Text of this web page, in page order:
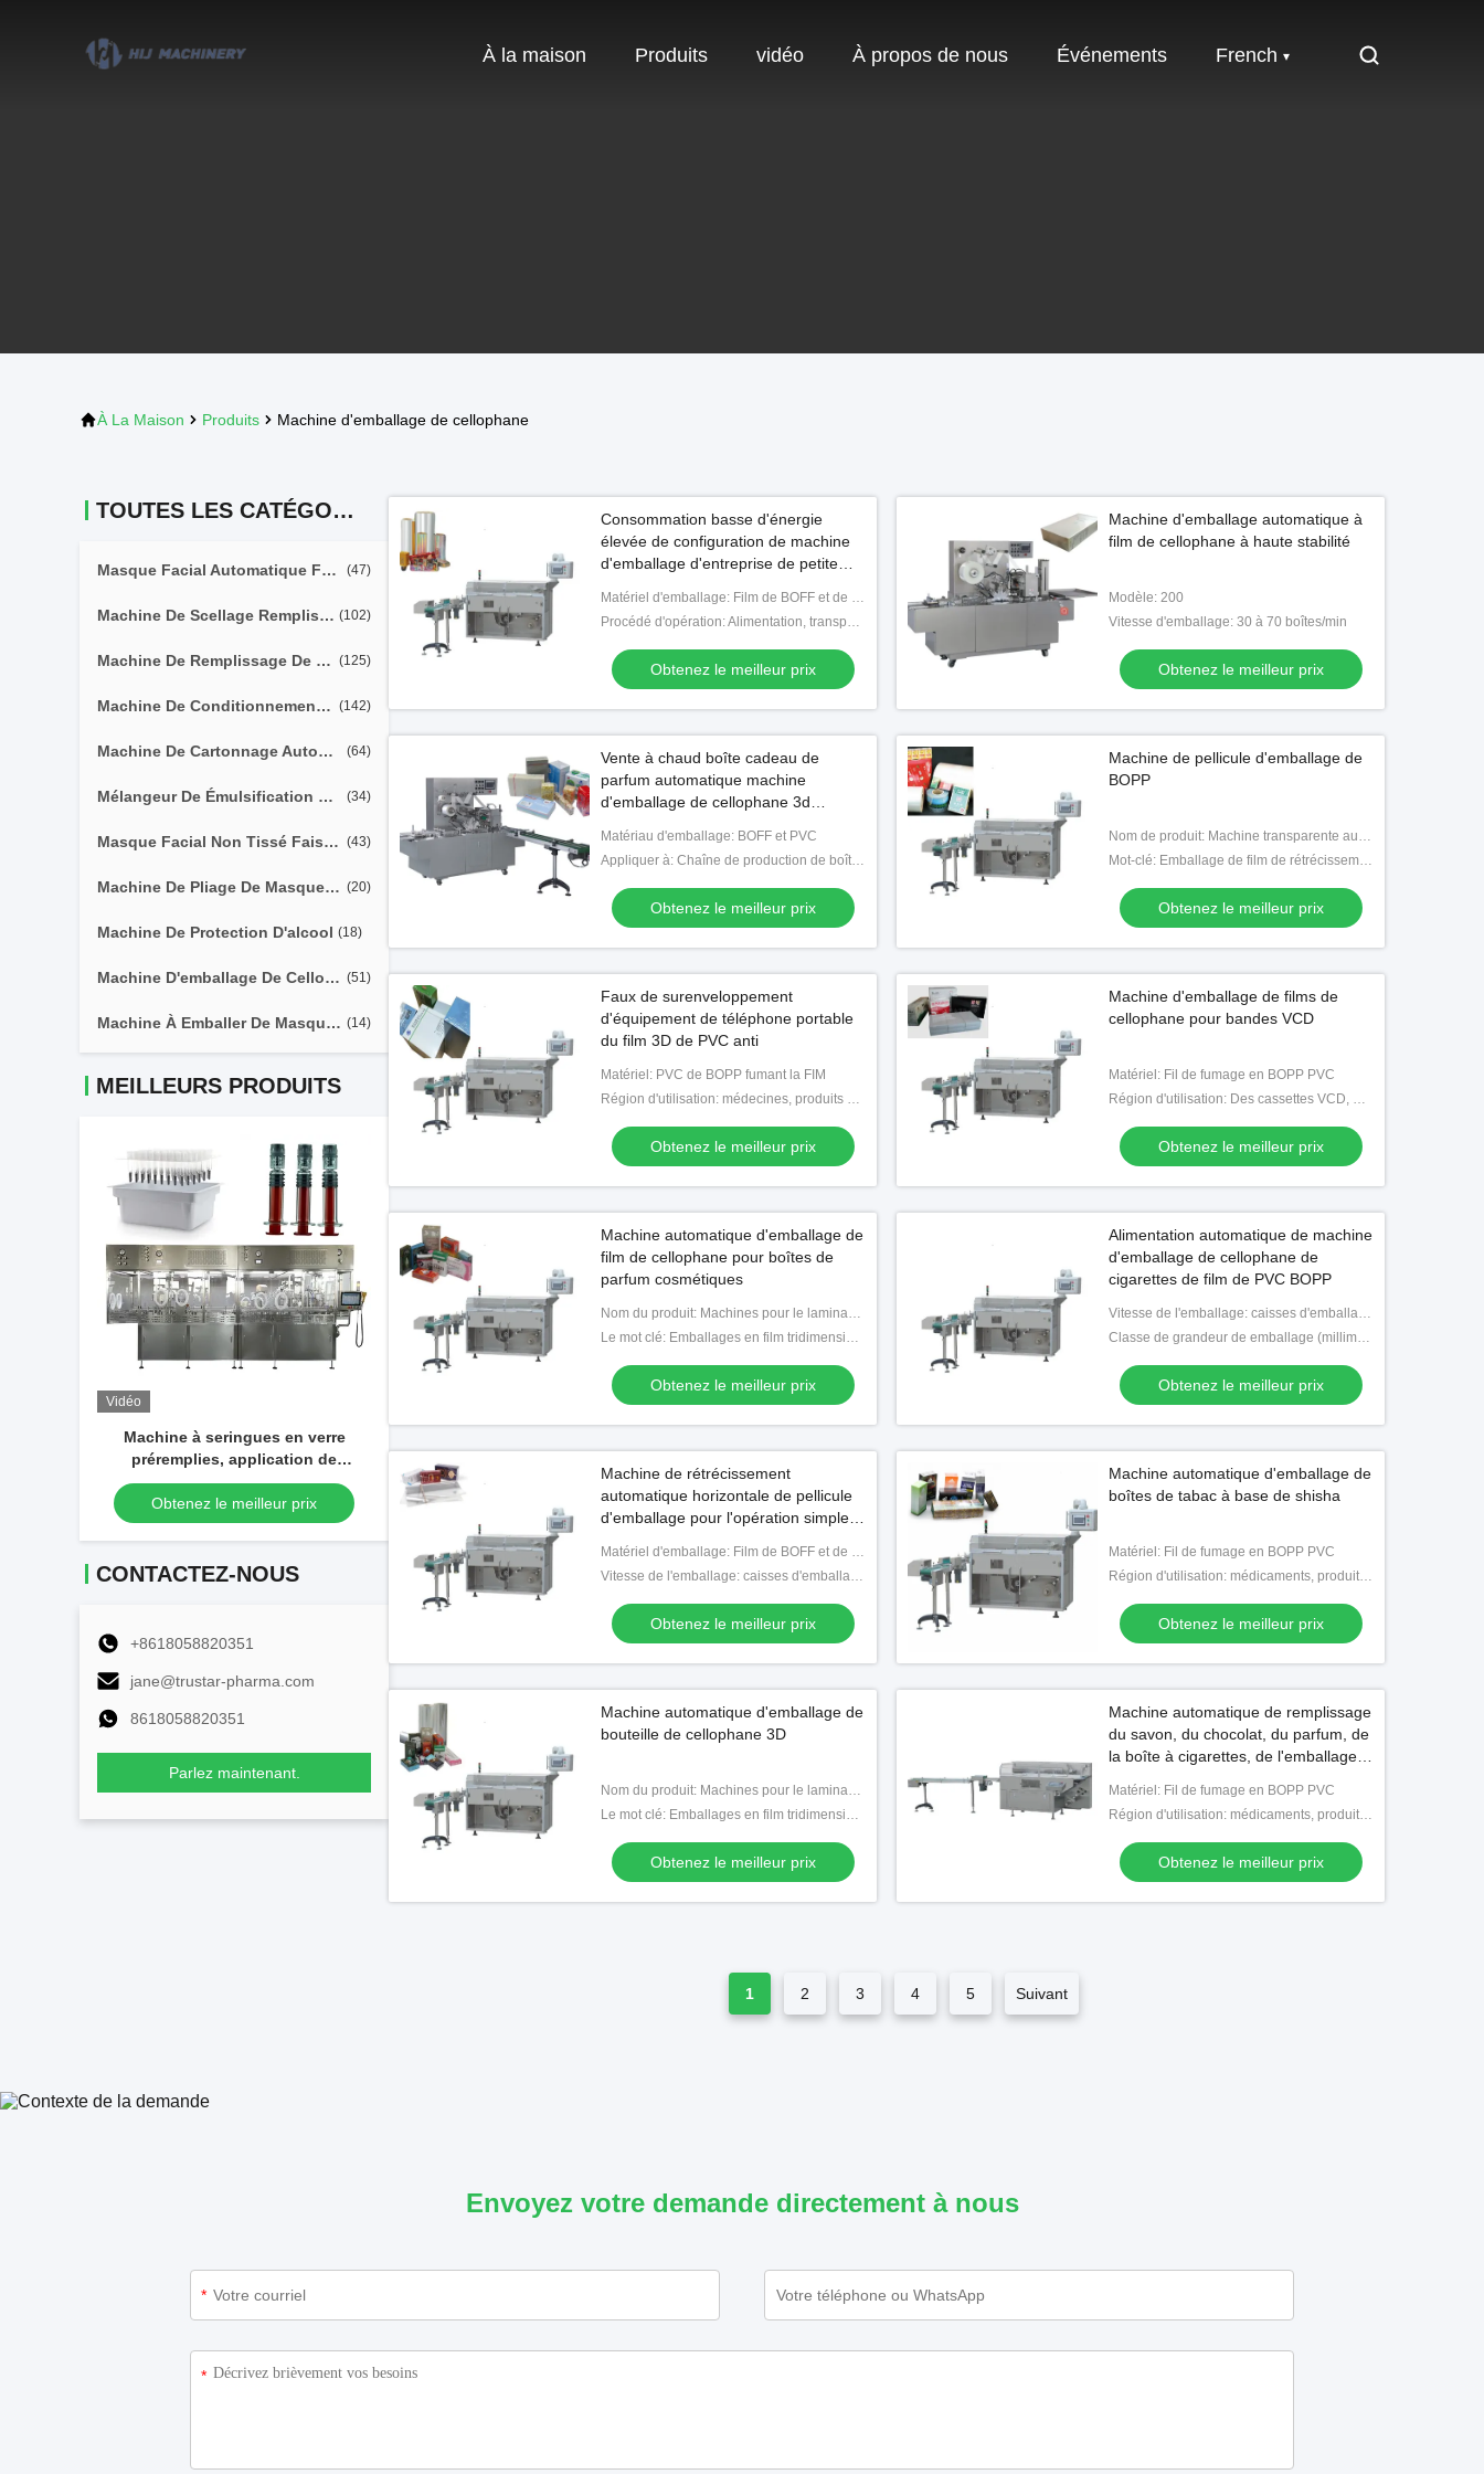
À la maison Produits vidéo À propos de nous Événements French
À La Maison Produits Machine d'emballage de cellophane
TOUTES LES CATÉGORIES
Masque Facial Automatique Faisant La Machine (47)
Machine De Scellage Remplissante De Tube Mou (102)
Machine De Remplissage De Seringues Préremplies (125)
Machine De Conditionnement Humide De Chiffons (142)
Machine De Cartonnage Automatique (64)
Mélangeur De Émulsification De Vide (34)
Masque Facial Non Tissé Faisant La Machine (43)
Machine De Pliage De Masque De Feuille (20)
Machine De Protection D'alcool (18)
Machine D'emballage De Cellophane (51)
Machine À Emballer De Masque D'hydrogel (14)
MEILLEURS PRODUITS
Vidéo
Machine à seringues en verre
préremplies, application de
remplissage et de bouchage sous
vide
Obtenez le meilleur prix
remplissage de seringues en verre à
gel pour seringues d'acide
Obtenez le meilleur prix
bureau avec système de vide et
protection contre le flux laminaire
Obtenez le meilleur prix
remplissage et d' enveloppe de la
seringue de gel d' appât de cafard
Obtenez le meilleur prix
CONTACTEZ-NOUS
+8618058820351
jane@trustar-pharma.com
8618058820351
Parlez maintenant.
Consommation basse d'énergie
élevée de configuration de machine
d'emballage d'entreprise de petite
Matériel d'emballage: Film de BOFF et de PVC
Procédé d'opération: Alimentation, transportant, Starcking, enduisant, formant, scellage, comptant
Obtenez le meilleur prix
Machine d'emballage automatique à
film de cellophane à haute stabilité
Modèle: 200
Vitesse d'emballage: 30 à 70 boîtes/min
Obtenez le meilleur prix
Vente à chaud boîte cadeau de
parfum automatique machine
d'emballage de cellophane 3d
cellophane
Matériau d'emballage: BOFF et PVC
Appliquer à: Chaîne de production de boîtes de produits
Obtenez le meilleur prix
Machine de pellicule d'emballage de
BOPP
Nom de produit: Machine transparente automatique de pellicule rigide
Mot-clé: Emballage de film de rétrécissement
Obtenez le meilleur prix
Faux de surenveloppement
d'équipement de téléphone portable
du film 3D de PVC anti
Matériel: PVC de BOPP fumant la FIM
Région d'utilisation: médecines, produits de soins de santé, suppléments nutritionnels, nourriture, cosmétiques quotidiens
Obtenez le meilleur prix
Machine d'emballage de films de
cellophane pour bandes VCD
Matériel: Fil de fumage en BOPP PVC
Région d'utilisation: Des cassettes VCD, du poker, des cigarettes
Obtenez le meilleur prix
Machine automatique d'emballage de
film de cellophane pour boîtes de
parfum cosmétiques
Nom du produit: Machines pour le laminage par cellophane
Le mot clé: Emballages en film tridimensionnel
Obtenez le meilleur prix
Alimentation automatique de machine
d'emballage de cellophane de
cigarettes de film de PVC BOPP
Vitesse de l'emballage: caisses d'emballage (de 10-30) par minute
Classe de grandeur de emballage (millimètres): ×Height du ×Width de la longueur (300-80) (200-50) (125-30) millimètre
Obtenez le meilleur prix
Machine de rétrécissement
automatique horizontale de pellicule
d'emballage pour l'opération simple
Matériel d'emballage: Film de BOFF et de PVC
Vitesse de l'emballage: caisses d'emballage (de 10-30) par minute
Obtenez le meilleur prix
Machine automatique d'emballage de
boîtes de tabac à base de shisha
Matériel: Fil de fumage en BOPP PVC
Région d'utilisation: médicaments, produits de santé, compléments nutritionnels, aliments, cosmétiques quotidiens, papeter
Obtenez le meilleur prix
Machine automatique d'emballage de
bouteille de cellophane 3D
Nom du produit: Machines pour le laminage par cellophane
Le mot clé: Emballages en film tridimensionnel
Obtenez le meilleur prix
Machine automatique de remplissage
du savon, du chocolat, du parfum, de
la boîte à cigarettes, de l'emballage
cellophane
Matériel: Fil de fumage en BOPP PVC
Région d'utilisation: médicaments, produits de santé, compléments nutritionnels, aliments, cosmétiques quotidiens, papeter
Obtenez le meilleur prix
1 2 3 4 5 Suivant
Envoyez votre demande directement à nous
*
*